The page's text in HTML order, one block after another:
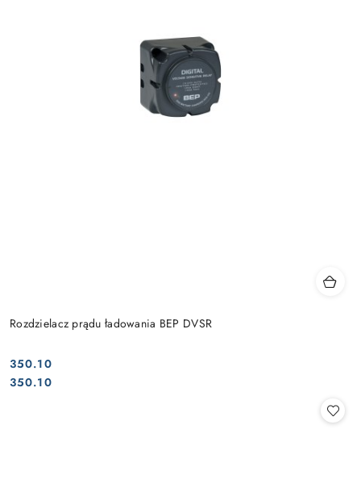
Rozdzielacz prądu ładowania BEP DVSR
Cena:
350.10
Cena:
350.10